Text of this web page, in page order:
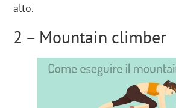
alto.
2 – Mountain climber